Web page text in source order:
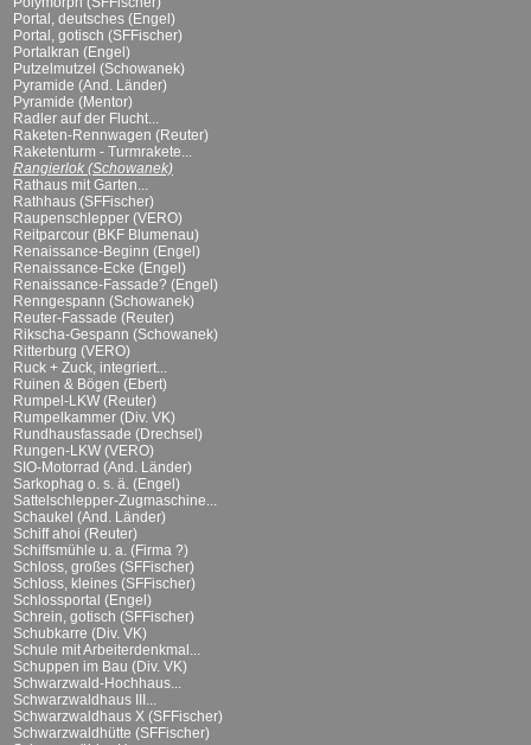
Portal, deutsches (Engel)
Portal, gotisch (SFFischer)
Portalkran (Engel)
Putzelmutzel (Schowanek)
Pyramide (And. Länder)
Pyramide (Mentor)
Radler auf der Flucht...
Raketen-Rennwagen (Reuter)
Raketenturm - Turmrakete...
Rangierlok (Schowanek)
Rathaus mit Garten...
Rathhaus (SFFischer)
Raupenschlepper (VERO)
Reitparcour (BKF Blumenau)
Renaissance-Beginn (Engel)
Renaissance-Ecke (Engel)
Renaissance-Fassade? (Engel)
Renngespann (Schowanek)
Reuter-Fassade (Reuter)
Rikscha-Gespann (Schowanek)
Ritterburg (VERO)
Ruck + Zuck, integriert...
Ruinen & Bögen (Ebert)
Rumpel-LKW (Reuter)
Rumpelkammer (Div. VK)
Rundhausfassade (Drechsel)
Rungen-LKW (VERO)
SIO-Motorrad (And. Länder)
Sarkophag o. s. ä. (Engel)
Sattelschlepper-Zugmaschine...
Schaukel (And. Länder)
Schiff ahoi (Reuter)
Schiffsmühle u. a. (Firma ?)
Schloss, großes (SFFischer)
Schloss, kleines (SFFischer)
Schlossportal (Engel)
Schrein, gotisch (SFFischer)
Schubkarre (Div. VK)
Schule mit Arbeiterdenkmal...
Schuppen im Bau (Div. VK)
Schwarzwald-Hochhaus...
Schwarzwaldhaus III...
Schwarzwaldhaus X (SFFischer)
Schwarzwaldhütte (SFFischer)